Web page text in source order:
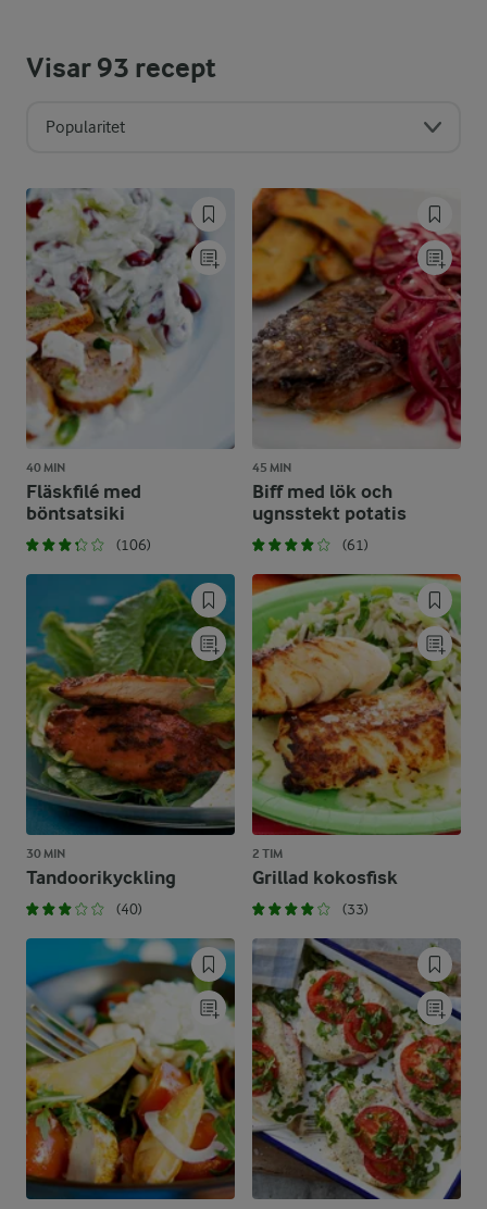
Visar93 recept
Popularitet
40 MIN
Fläskfilé med
böntsatsiki
(106)
45 MIN
Biff med lök och
ugnsstekt potatis
(61)
30 MIN
Tandoorikyckling
(40)
2 TIM
Grillad kokosfisk
(33)